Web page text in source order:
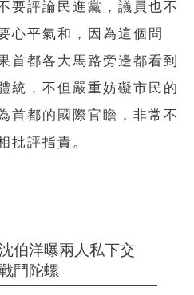
要評論民進黨，議員也不
心平氣和，因為這個問
首都各大馬路旁邊都看到
統，不但嚴重妨礙市民的
首都的國際官瞻，非常不
批評指責。
伯洋曝兩人私下交
鬥陀螺